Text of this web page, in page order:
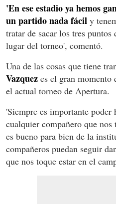
'En ese estadio ya hemos
un partido nada fácil y
tratar de sacar los tres
lugar del torneo', comentó.
Una de las cosas que tiene
Vazquez es el gran momento
el actual torneo de Apertura.
'Siempre es importante poder
cualquier compañero que
es bueno para bien de la
compañeros puedan seguir
que nos toque estar en el